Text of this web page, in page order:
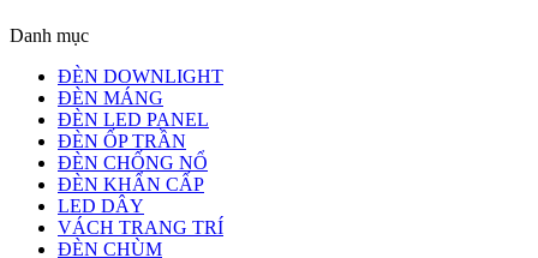
Danh mục
ĐÈN DOWNLIGHT
ĐÈN MÁNG
ĐÈN LED PANEL
ĐÈN ỐP TRẦN
ĐÈN CHỐNG NỔ
ĐÈN KHẨN CẤP
LED DÂY
VÁCH TRANG TRÍ
ĐÈN CHÙM